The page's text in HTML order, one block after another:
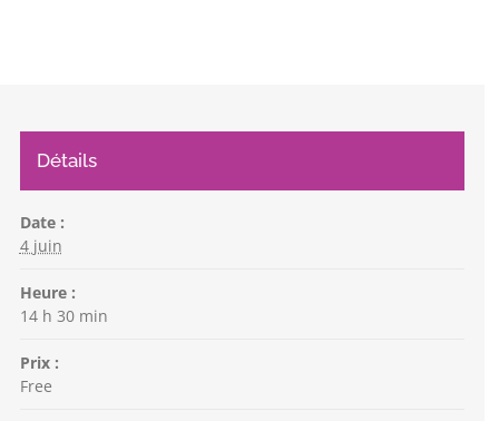
Détails
Date :
4 juin
Heure :
14 h 30 min
Prix :
Free